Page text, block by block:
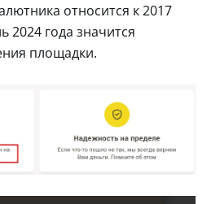
относится к 2017
2024 года значится
площадки.